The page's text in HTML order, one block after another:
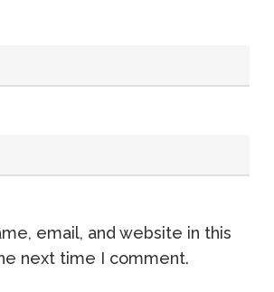
email, and website in this
next time I comment.